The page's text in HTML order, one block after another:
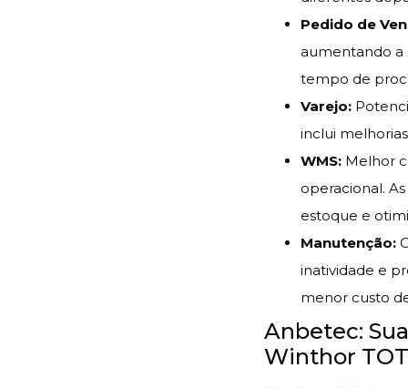
Pedido de
aumentando a
tempo de
Varejo:
inclui
WMS: Melhor
operacional.
estoque e
Manutenção:
inatividade e
menor custo
Anbetec:
Winthor